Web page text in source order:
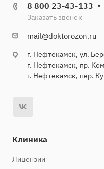
8 800 23-43-133
Заказать звонок
mail@doktorozon.ru
г. Нефтекамск, ул.
г. Нефтекамск, пр.
г. Нефтекамск, пер.
Клиника
Лицензии